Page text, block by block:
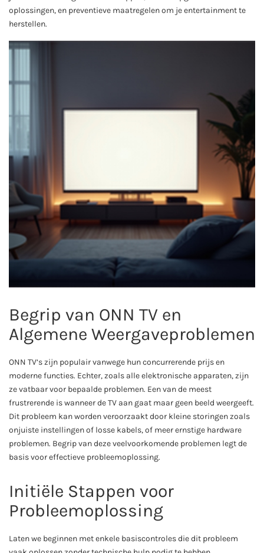
oplossingen, en preventieve maatregelen om je entertainment te
herstellen.
Begrip van ONN TV en
Algemene Weergaveproblemen
ONN TV’s zijn populair vanwege hun concurrerende prijs en
moderne functies. Echter, zoals alle elektronische apparaten, zijn
ze vatbaar voor bepaalde problemen. Een van de meest
frustrerende is wanneer de TV aan gaat maar geen beeld weergeeft.
Dit probleem kan worden veroorzaakt door kleine storingen zoals
onjuiste instellingen of losse kabels, of meer ernstige hardware
problemen. Begrip van deze veelvoorkomende problemen legt de
basis voor effectieve probleemoplossing.
Initiële Stappen voor
Probleemoplossing
Laten we beginnen met enkele basiscontroles die dit probleem